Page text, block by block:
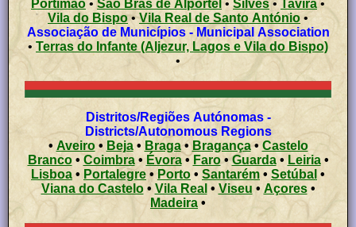
Portimão • São Brás de Alportel • Silves • Tavira •
Vila do Bispo•Vila Real de Santo António •
Associação de Municípios - Municipal Association
• Terras do Infante (Aljezur, Lagos e Vila do Bispo)
•
Distritos/Regiões Autónomas -
Districts/Autonomous Regions
• Aveiro• Beja• Braga• Bragança• Castelo
Branco• Coimbra• Évora• Faro•Guarda• Leiria•
Lisboa • Portalegre • Porto • Santarém • Setúbal •
Viana do Castelo• Vila Real • Viseu • Açores •
Madeira •